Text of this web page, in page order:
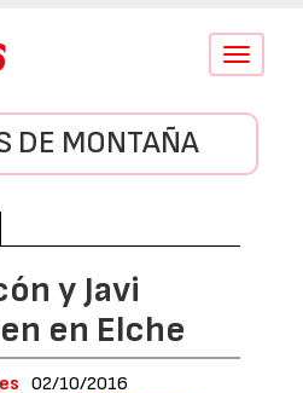
Conmutar
DE MONTAÑA
y Javi
en Elche
02/10/2016